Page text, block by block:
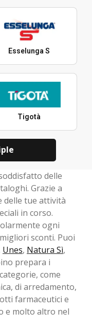
Esselunga S
Tigotà
delle
Grazie a
delle tue attività
in corso.
ogni
sconti. Puoi
Unes, Natura Sì,
prepara i
come
di arredamento,
farmaceutici e
e molto altro nel